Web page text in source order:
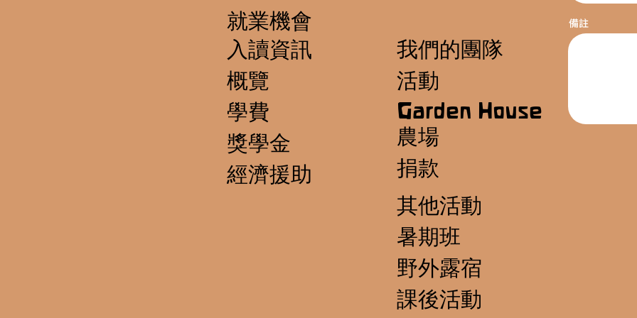
備註
就業機會
​入讀資訊
概覽
學費
獎學金
經濟援助
我們的團隊
活動
Garden House
農場
捐款
其他活動
暑期班
野外露宿
課後活動